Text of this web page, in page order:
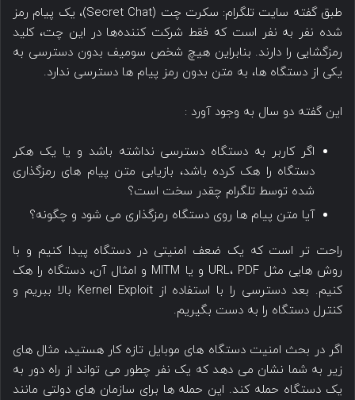
طبق گفته سایت تلگرام: سکرت چت (Secret Chat)، یک پیام رمز
شده نفر به نفر است که فقط شرکت کننده‌ها در این چت، کلید
رمزگشایی را دارند. بنابراین هیچ شخص سومیف بدون دسترسی به
یکی از دستگاه ها، به متن بدون رمز پیام ها دسترسی ندارد.
این گفته دو سال به وجود آورد :
اگر کاربر به دستگاه دسترسی نداشته باشد و یا یک هکر
دستگاه را هک کرده باشد، بازیابی متن پیام های رمزگذاری
شده توسط تلگرام چقدر سخت است؟
آیا متن پیام ها روی دستگاه رمزگذاری می شود و چگونه؟
راحت تر است که یک ضعف امنیتی در دستگاه پیدا کنیم و با
روش هایی مثل URL، PDF و یا MITM و امثال آن، دستگاه را هک
کنیم. بعد دسترسی را با استفاده از Kernel Exploit بالا ببریم و
کنترل دستگاه را به دست بگیریم.
اگر در بحث امنیت دستگاه های موبایل تازه کار هستید، مثال های
زیر به شما نشان می دهد که یک نفر چطور می تواند از راه دور به
یک دستگاه حمله کند. این حمله ها برای سازمان های دولتی مانند